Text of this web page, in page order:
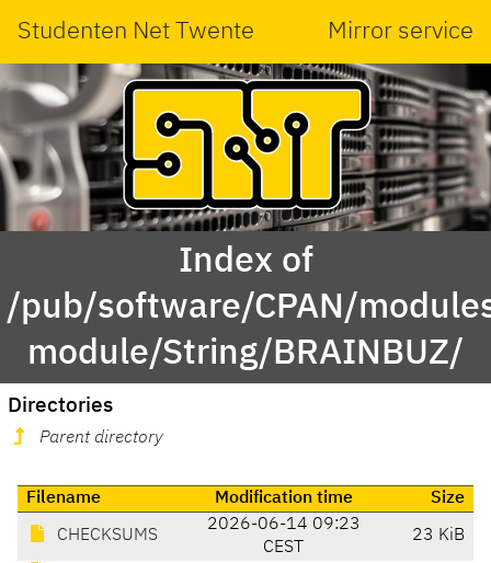
Studenten Net Twente Mirror service
Index of
/pub/software/CPAN/
module/String/BRAINBUZ/
Directories
Parent directory
Filename Modification time Size
CHECKSUMS
2026-06-14 09:23
CEST
23 KiB